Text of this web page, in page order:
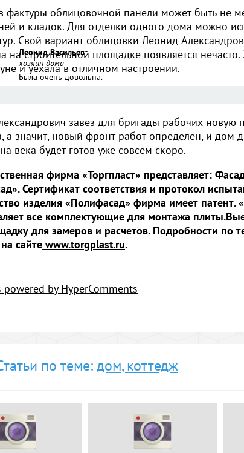
фактуры облицовочной панели может быть не
и кладок. Для отделки одного дома можно
Свой вариант облицовки Леонид
на строительной площадке появляется
и уехала в отличном настроении.
Леонид Васильев
хозяин дома
Была очень довольна.
завёз для бригады рабочих новую
а значит, новый фронт работ определён, и дом
века будет готов уже совсем скоро.
фирма «Торгпласт» представляет:
Сертификат соответствия и протокол
изделия «Полифасад» фирма имеет патент.
все комплектующие для монтажа
для замеров и расчетов. Подробности по
сайте www.torgplast.ru.
by HyperComments
по теме:дом, коттедж